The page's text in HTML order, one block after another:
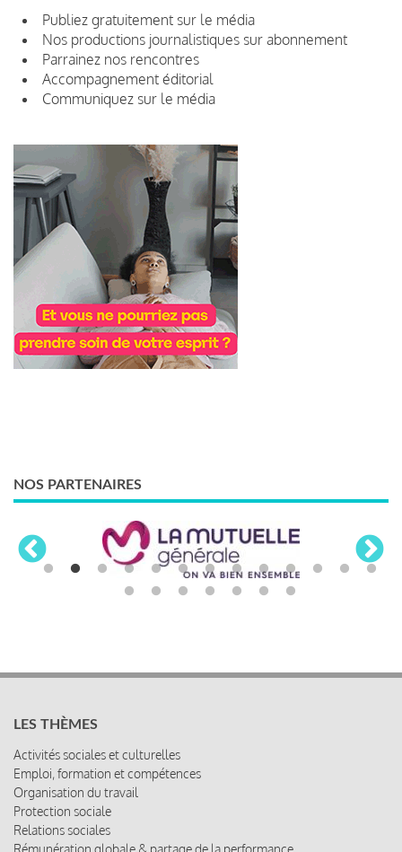
Publiez gratuitement sur le média
Nos productions journalistiques sur abonnement
Parrainez nos rencontres
Accompagnement éditorial
Communiquez sur le média
NOS PARTENAIRES
LES THÈMES
Activités sociales et culturelles
Emploi, formation et compétences
Organisation du travail
Protection sociale
Relations sociales
Rémunération globale & partage de la performance